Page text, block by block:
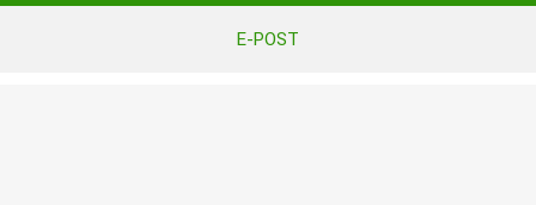
E-POST